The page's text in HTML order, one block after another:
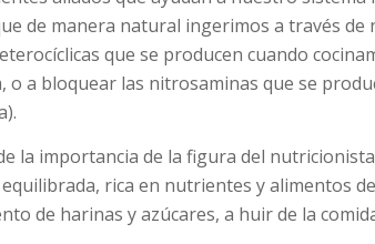
de manera natural ingerimos a través
que se producen cuando
o a bloquear las nitrosaminas que se
la importancia de la figura del
rica en nutrientes y alimentos
de harinas y azúcares, a huir de la